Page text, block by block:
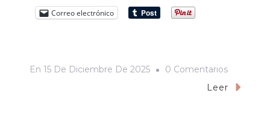
Correo electrónico
En 15 De Diciembre De 2025 0 ComentariosEn
Adviento,
Leer